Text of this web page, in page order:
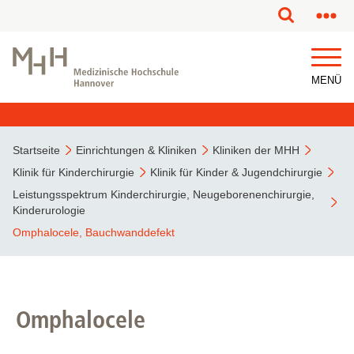
MENÜ
Startseite Einrichtungen & Kliniken
Kliniken der MHH
Klinik für Kinderchirurgie
Klinik für Kinder & Jugendchirurgie
Leistungsspektrum Kinderchirurgie, Neugeborenenchirurgie,
Kinderurologie
Omphalocele, Bauchwanddefekt
Omphalocele